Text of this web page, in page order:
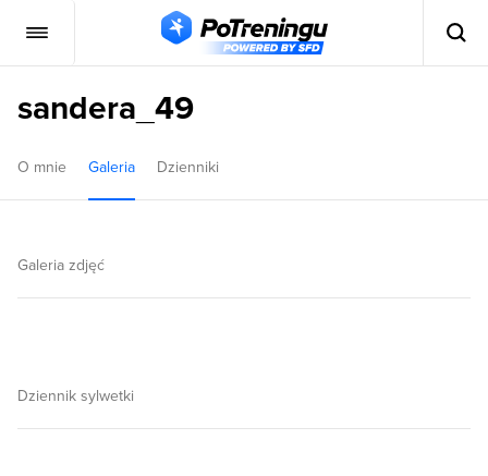
sandera_49
O mnie Galeria Dzienniki
Galeria zdjęć
Dziennik sylwetki